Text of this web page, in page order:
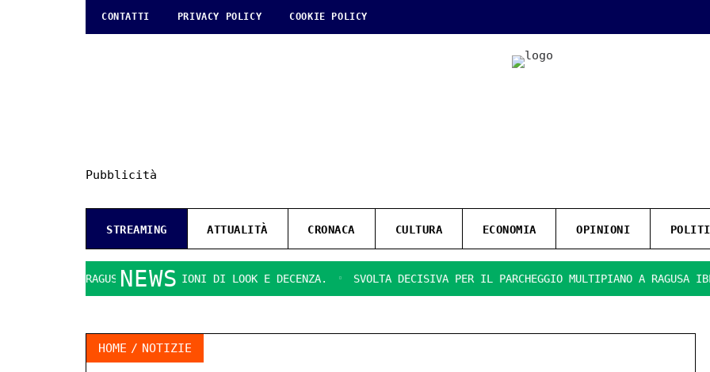
CONTATTI PRIVACY POLICY COOKIE POLICY
Pubblicità
STREAMING ATTUALITÀ CRONACA CULTURA ECONOMIA OPINIONI
NEWS
QUESTIONI DI LOOK E DECENZA. SVOLTA DECISIVA PER IL PARCHEGGIO MULTIPIANO A RAGUSA IBLA.
HOME NOTIZIE